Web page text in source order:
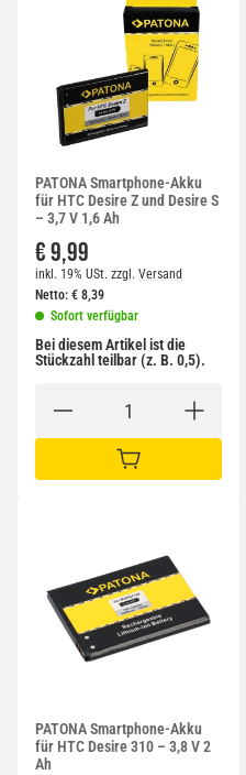
PATONA Smartphone-Akku
für HTC Desire Z und Desire S
– 3,7 V 1,6 Ah
€ 9,99
inkl. 19% USt. zzgl. Versand
Netto: € 8,39
Sofort verfügbar
Bei diesem Artikel ist die
Stückzahl teilbar (z. B. 0,5).
IN DEN WARENKORB
PATONA Smartphone-Akku
für HTC Desire 310 – 3,8 V 2
Ah